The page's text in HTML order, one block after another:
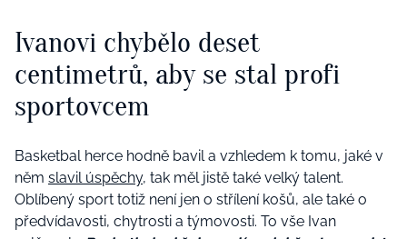
Ivanovi chybělo deset
centimetrů, aby se stal profi
sportovcem
Basketbal herce hodně bavil a vzhledem k tomu, jaké v
něm slavil úspěchy, tak měl jistě také velký talent.
Oblíbený sport totiž není jen o střílení košů, ale také o
předvídavosti, chytrosti a týmovosti. To vše Ivan